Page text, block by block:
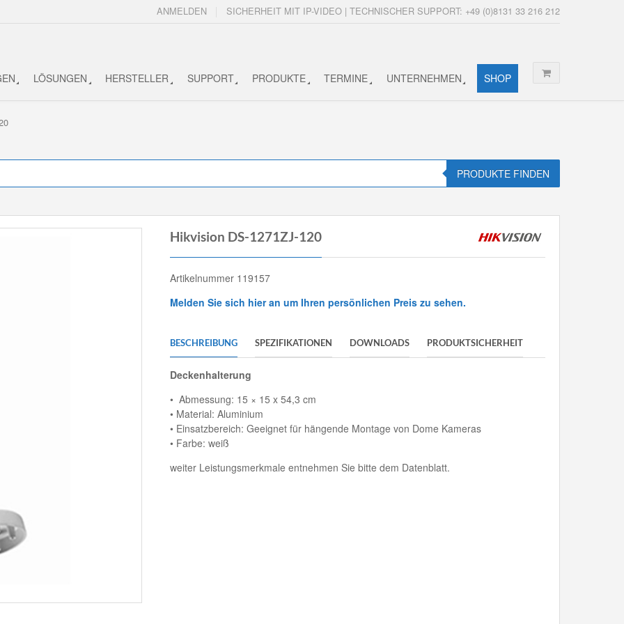
SICHERHEIT MIT IP-VIDEO | TECHNISCHER SUPPORT: +49 (0)8131 33 216 212
ANMELDEN
LÖSUNGEN HERSTELLER SUPPORT PRODUKTE TERMINE UNTERNEHMEN SHOP
PRODUKTE FINDEN
Hikvision DS-1271ZJ-120
Artikelnummer 119157
Melden Sie sich hier an um Ihren persönlichen Preis zu sehen.
BESCHREIBUNG SPEZIFIKATIONEN DOWNLOADS PRODUKTSICHERHEIT
Deckenhalterung
• Abmessung: 15 × 15 x 54,3 cm
• Material: Aluminium
• Einsatzbereich: Geeignet für hängende Montage von Dome Kameras
• Farbe: weiß
weiter Leistungsmerkmale entnehmen Sie bitte dem Datenblatt.